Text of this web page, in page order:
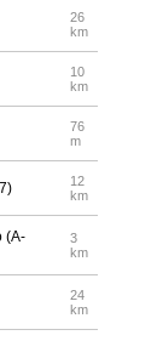
26
km
10
km
76
m
12
km
(A-
3
km
24
km